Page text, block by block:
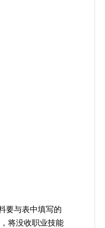
要与表中填写的
将没收职业技能